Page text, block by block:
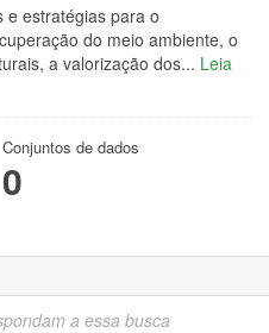
e estratégias para o
do meio ambiente, o
a valorização dos... Leia
Conjuntos de dados
0
a essa busca